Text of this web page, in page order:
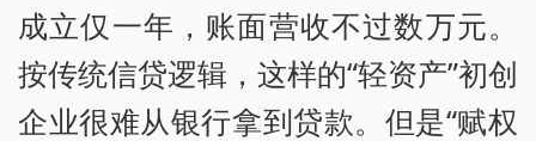
成立仅一年，账面营收不过数万元。
按传统信贷逻辑，这样的“轻资产”初创
企业很难从银行拿到贷款。但是“赋权